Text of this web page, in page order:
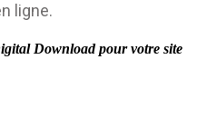
ligne.
Downloadpour votre site